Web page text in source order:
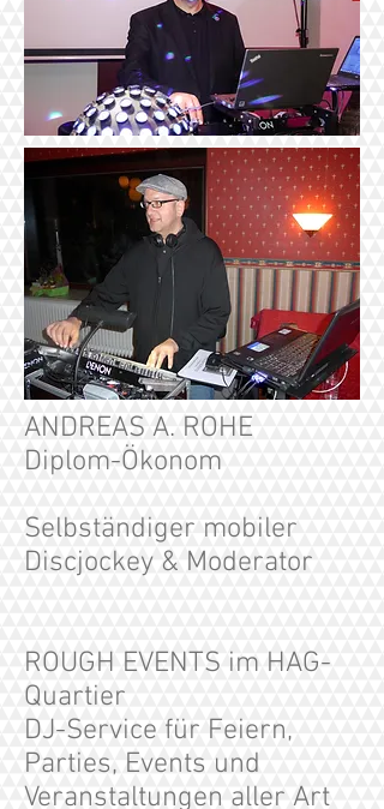
ANDREAS A. ROHE
Diplom-Ökonom
Selbständiger mobiler
Discjockey & Moderator
ROUGH EVENTS im HAG-
Quartier
DJ-Service für Feiern,
Parties, Events und
Veranstaltungen aller Art